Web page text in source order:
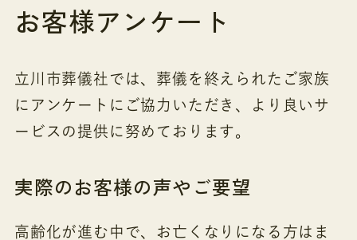
お客様アンケート
立川市葬儀社では、葬儀を終えられたご家族
にアンケートにご協力いただき、より良いサ
ービスの提供に努めております。
実際のお客様の声やご要望
高齢化が進む中で、お亡くなりになる方はま